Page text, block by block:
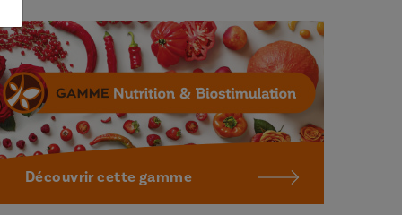
Découvrir cette gamme